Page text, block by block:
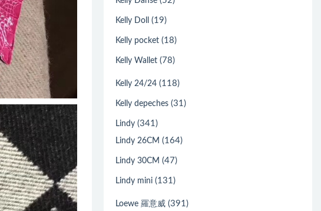
Kelly Doll (19)
Kelly pocket (18)
Kelly Wallet (78)
Kelly 24/24 (118)
Kelly depeches (31)
Lindy (341)
Lindy 26CM (164)
Lindy 30CM (47)
Lindy mini (131)
Loewe 羅意威 (391)